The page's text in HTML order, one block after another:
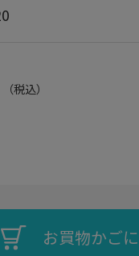
（税込）
お買物かご